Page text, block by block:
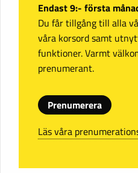
Endast 9:- första
Du får tillgång till alla
våra korsord samt
funktioner. Varmt
prenumerant.
Prenumerera
Läs våra